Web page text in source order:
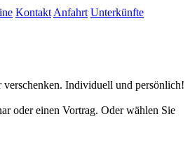
KontaktAnfahrt Unterkünfte
verschenken. Individuell und persönlich!
oder einen Vortrag. Oder wählen Sie